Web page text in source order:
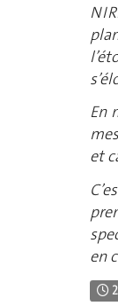
En
et
en